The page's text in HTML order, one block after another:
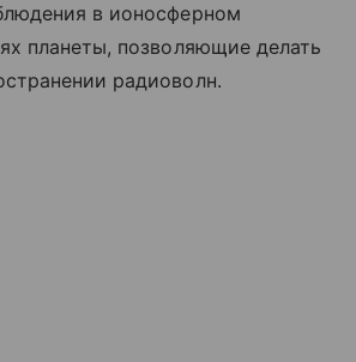
в ионосферном
планеты, позволяющие делать
радиоволн.